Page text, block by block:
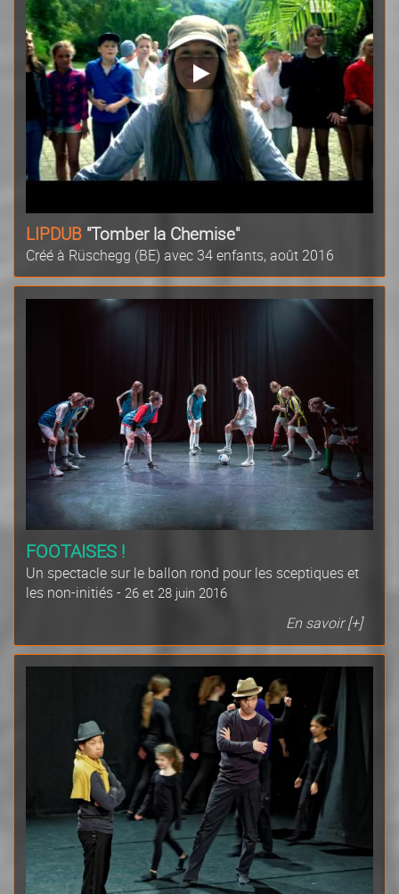
LIPDUB "Tomber la Chemise"
Créé à Rüschegg (BE) avec 34 enfants, août 2016
FOOTAISES !
Un spectacle sur le ballon rond pour les sceptiques et
les non-initiés - 26 et 28 juin 2016
En savoir [+]